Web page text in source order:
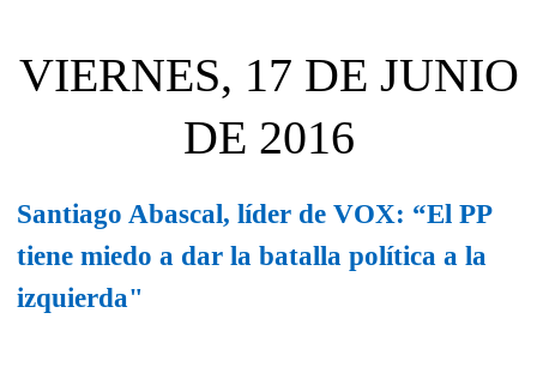
VIERNES, 17 DE JUNIO
DE 2016
Santiago Abascal, líder de VOX: “El PP
tiene miedo a dar la batalla política a la
izquierda"